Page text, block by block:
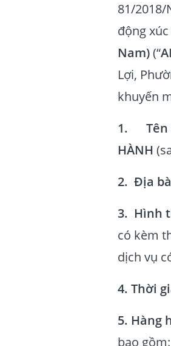
81/2018/
động
Nam)(“
Lợi,
khuyến
1. Tên
HÀNH
2. Địa
3. Hình
có kèm
dịch vụ
4. Thời
5. Hàng
bao gồm: